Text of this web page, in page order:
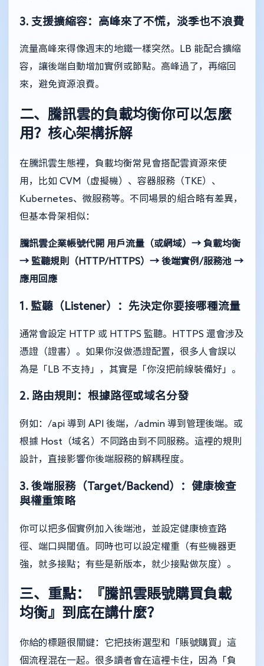
3. 支援擴縮容：高峰來了不慌，淡季也不浪費
流量高峰來得像週末的地鐵一樣突然。LB 能配合擴縮
容，讓後端自動增加實例或節點。高峰過了，再縮回
來，避免資源浪費。
二、騰訊雲的負載均衡你可以怎麼
用？核心架構拆解
在騰訊雲生態裡，負載均衡常見會搭配雲資源來使
用，比如 CVM（虛擬機）、容器服務（TKE）、
Kubernetes、微服務等。不同場景的組合略有差異，
但基本骨架相似：
騰訊雲企業帳號代開 用戶流量（或網域）→ 負載均衡
→ 監聽規則（HTTP/HTTPS）→ 後端實例/服務池 →
應用回應
1. 監聽（Listener）：先決定你要接哪種流量
通常會設定 HTTP 或 HTTPS 監聽。HTTPS 還會涉及
憑證（證書）。如果你沒做憑證配置，很多人會誤以
為是「LB 不支持」，其實是「你沒把前線裝備好」。
2. 路由規則：根據路徑或域名分發
例如：/api 導到 API 後端，/admin 導到管理後端。或
根據 Host（域名）不同路由到不同服務。這裡的規則
設計，直接影響你後端服務的解耦程度。
3. 後端服務（Target/Backend）：健康檢查
與權重策略
你可以把多個實例加入後端池，並設定健康檢查路
徑、端口與閾值。同時也可以設定權重（有些機器更
強，就多接點；有些是新版本，就少接點做灰度）。
三、重點：『騰訊雲賬號購買負載
均衡』到底在講什麼？
你給的標題很關鍵：它把技術選型和「賬號購買」這
個流程混在一起。很多讀者會在這裡卡住，因為「負